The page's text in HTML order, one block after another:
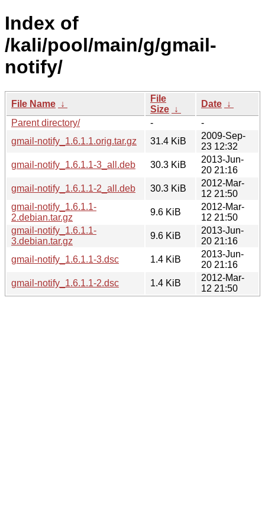
Index of
/kali/pool/main/g/gmail-
notify/
File Name ↓
File
Size ↓
Date ↓
Parent directory/
-
-
gmail-notify_1.6.1.1.orig.tar.gz
31.4 KiB
2009-Sep-
23 12:32
gmail-notify_1.6.1.1-3_all.deb
30.3 KiB
2013-Jun-
20 21:16
gmail-notify_1.6.1.1-2_all.deb
30.3 KiB
2012-Mar-
12 21:50
gmail-notify_1.6.1.1-
2.debian.tar.gz
9.6 KiB
2012-Mar-
12 21:50
gmail-notify_1.6.1.1-
3.debian.tar.gz
9.6 KiB
2013-Jun-
20 21:16
gmail-notify_1.6.1.1-3.dsc
1.4 KiB
2013-Jun-
20 21:16
gmail-notify_1.6.1.1-2.dsc
1.4 KiB
2012-Mar-
12 21:50